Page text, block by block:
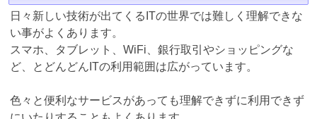
日々新しい技術が出てくるITの世界では難しく理解できな
い事がよくあります。
スマホ、タブレット、WiFi、銀行取引やショッピングな
ど、とどんどんITの利用範囲は広がっています。
色々と便利なサービスがあっても理解できずに利用できず